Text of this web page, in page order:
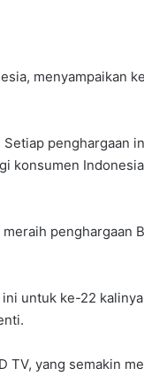
menyampaikan
penghargaan
konsumen
penghargaan
ini untuk ke-22
TV, yang semakin